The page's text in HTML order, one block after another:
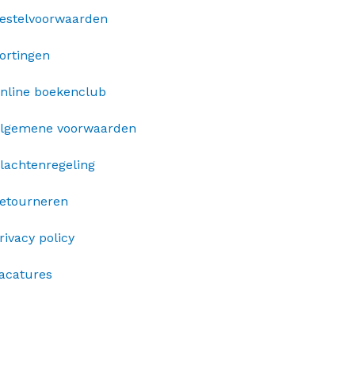
boekenclub
voorwaarden
policy